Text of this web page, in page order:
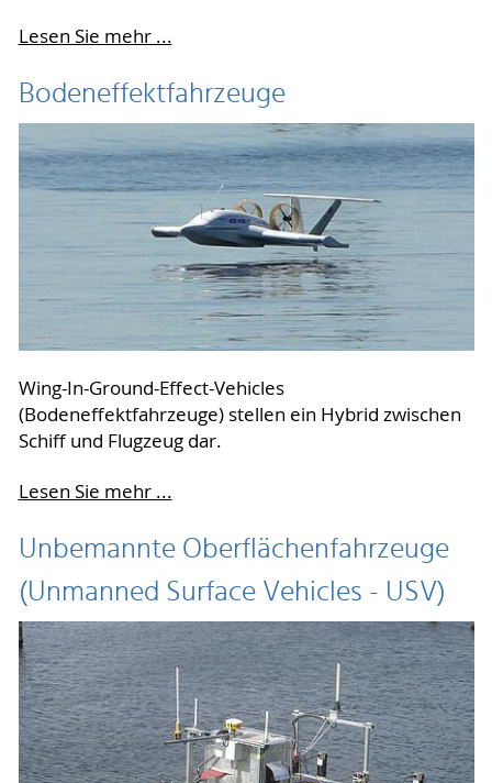
Lesen Sie mehr ...
Bodeneffektfahrzeuge
Wing-In-Ground-Effect-Vehicles
(Bodeneffektfahrzeuge) stellen ein Hybrid zwischen
Schiff und Flugzeug dar.
Lesen Sie mehr ...
Unbemannte Oberflächenfahrzeuge
(Unmanned Surface Vehicles - USV)